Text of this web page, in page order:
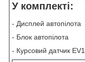
У комплекті:
- Дисплей автопілота
- Блок автопілота
- Курсовий датчик EV1